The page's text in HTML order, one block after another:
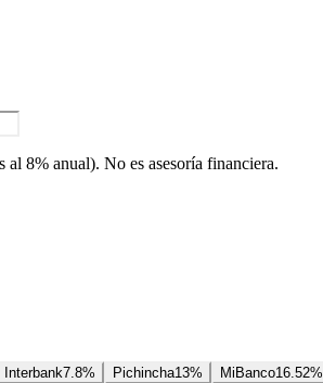
al 8% anual). No es asesoría financiera.
Interbank7.8% Pichincha13% MiBanco16.52%